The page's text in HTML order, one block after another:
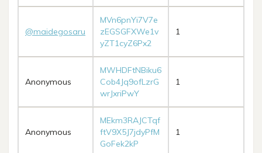
@maidegosaru
MVn6pnYi7V7e
zEGSGFXWe1v
yZT1cyZ6Px2
1
Anonymous
MWHDFtNBiku6
Cob4Jq9ofLzrG
wrJxriPwY
1
Anonymous
MEkm3RAJCTqf
ftV9X5J7jdyPfM
GoFek2kP
1